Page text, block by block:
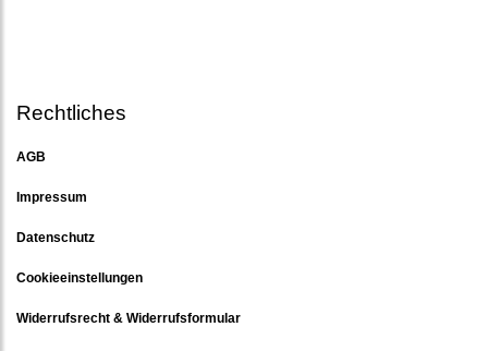
Rechtliches
AGB
Impressum
Datenschutz
Cookieeinstellungen
Widerrufsrecht & Widerrufsformular